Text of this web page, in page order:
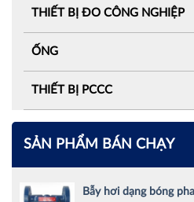
THIẾT BỊ ĐO CÔNG NGHIỆP
ỐNG
THIẾT BỊ PCCC
SẢN PHẨM BÁN CHẠY
Bẫy hơi dạng bóng